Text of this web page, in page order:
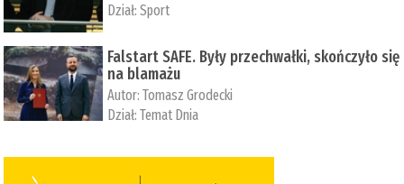
Dział:Sport
Falstart SAFE. Były przechwałki, skończyło się
na blamażu
Autor:Tomasz Grodecki
Dział:Temat Dnia